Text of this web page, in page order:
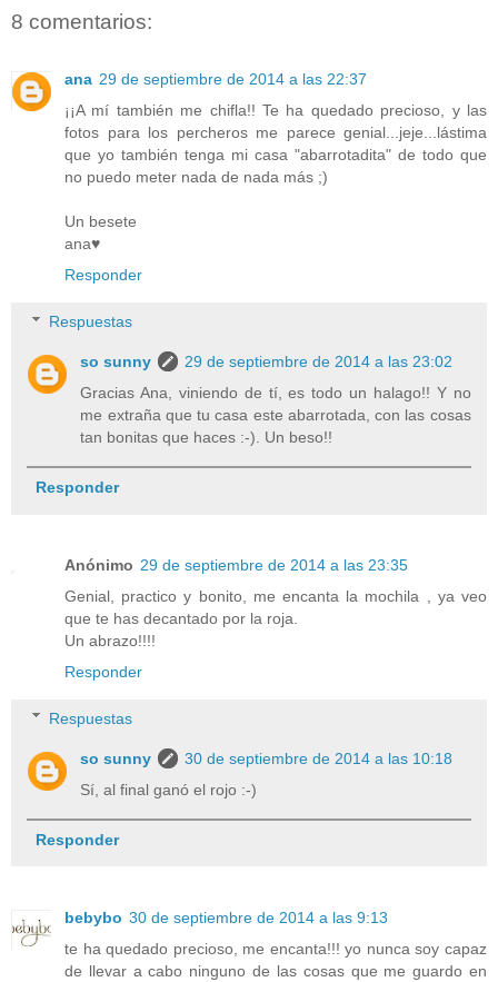
8 comentarios:
ana 29 de septiembre de 2014 a las 22:37
¡¡A mí también me chifla!! Te ha quedado precioso, y las
fotos para los percheros me parece genial...jeje...lástima
que yo también tenga mi casa "abarrotadita" de todo que
no puedo meter nada de nada más ;)
Un besete
ana♥
Responder
Respuestas
so sunny
29 de septiembre de 2014 a las 23:02
Gracias Ana, viniendo de tí, es todo un halago!! Y no
me extraña que tu casa este abarrotada, con las cosas
tan bonitas que haces :-). Un beso!!
Responder
Anónimo 29 de septiembre de 2014 a las 23:35
Genial, practico y bonito, me encanta la mochila , ya veo
que te has decantado por la roja.
Un abrazo!!!!
Responder
Respuestas
so sunny
30 de septiembre de 2014 a las 10:18
Sí, al final ganó el rojo :-)
Responder
bebybo 30 de septiembre de 2014 a las 9:13
te ha quedado precioso, me encanta!!! yo nunca soy capaz
de llevar a cabo ninguno de las cosas que me guardo en